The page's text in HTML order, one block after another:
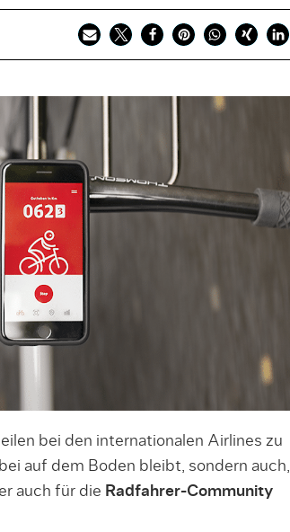
bei den internationalen Airlines zu
auf dem Boden bleibt, sondern auch,
auch für die Radfahrer-Community